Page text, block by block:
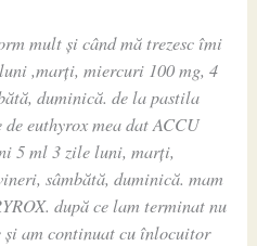
mult și când mă trezesc îmi
,marți, miercuri 100 mg, 4
duminică. de la pastila
euthyrox mea dat ACCU
5 ml 3 zile luni, marți,
sâmbătă, duminică. mam
după ce lam terminat nu
am continuat cu înlocuitor